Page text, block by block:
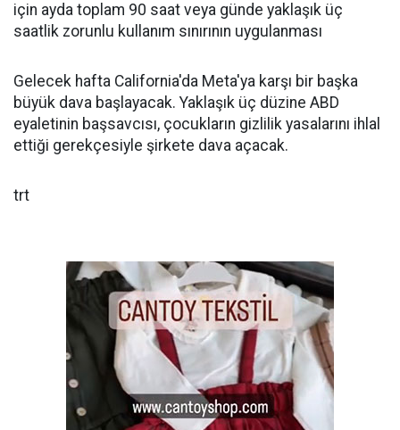
için ayda toplam 90 saat veya günde yaklaşık üç
saatlik zorunlu kullanım sınırının uygulanması
Gelecek hafta California'da Meta'ya karşı bir başka
büyük dava başlayacak. Yaklaşık üç düzine ABD
eyaletinin başsavcısı, çocukların gizlilik yasalarını ihlal
ettiği gerekçesiyle şirkete dava açacak.
trt